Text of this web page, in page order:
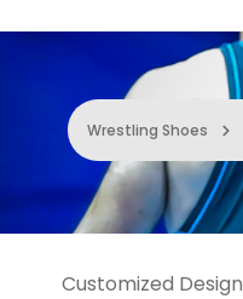
Wrestling Shoes
Customized Design